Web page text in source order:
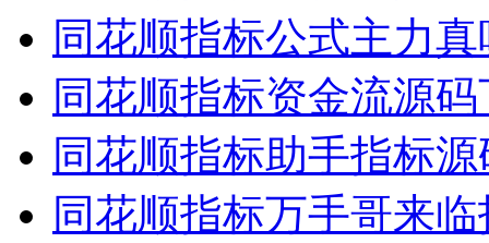
同花顺指标公式主力
同花顺指标资金流源
同花顺指标助手指标
同花顺指标万手哥来